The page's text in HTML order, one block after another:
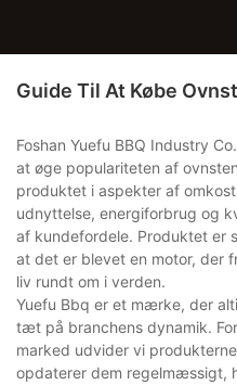
Guide Til At Købe
Foshan Yuefu BBQ Industry
at øge populariteten af
produktet i aspekter af
udnyttelse, energiforbrug og
af kundefordele. Produktet er
at det er blevet en motor, der
liv rundt om i verden.
Yuefu Bbq er et mærke, der
tæt på branchens dynamik.
marked udvider vi
opdaterer dem regelmæssigt,